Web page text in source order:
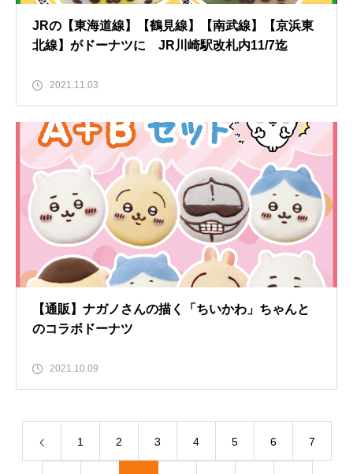
JRの【東海道線】【鶴見線】【南武線】【京浜東
北線】がドーナツに JR川崎駅改札内11/7迄
2021.11.03
【通販】ナガノさんの描く「ちいかわ」ちゃんと
のコラボドーナツ
2021.10.09
1 2 3 4 5 6 7